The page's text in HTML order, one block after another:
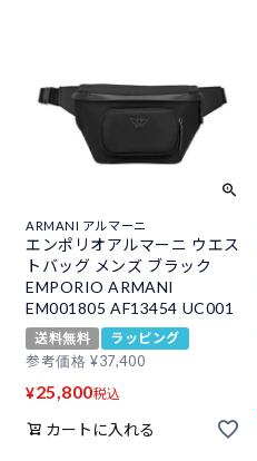
ARMANI アルマーニ
エンポリオアルマーニ ウエス
トバッグ メンズ ブラック
EMPORIO ARMANI
EM001805 AF13454 UC001
送料無料
ラッピング
参考価格 ¥37,400
¥25,800税込
カートに入れる